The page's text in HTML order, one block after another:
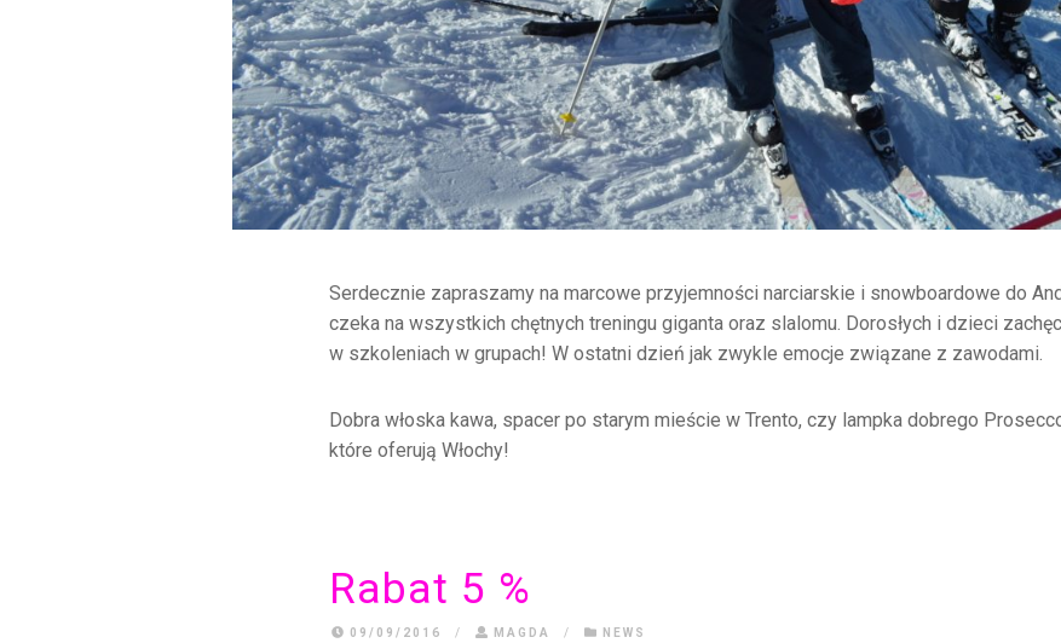
Serdecznie zapraszamy na marcowe przyjemności narciarskie i snowboardowe do
czeka na wszystkich chętnych treningu giganta oraz slalomu. Dorosłych i dzieci
w szkoleniach w grupach! W ostatni dzień jak zwykle emocje związane z zawodami.
Dobra włoska kawa, spacer po starym mieście w Trento, czy lampka dobrego
które oferują Włochy!
Rabat 5 %
09/09/2016 / MAGDA / NEWS